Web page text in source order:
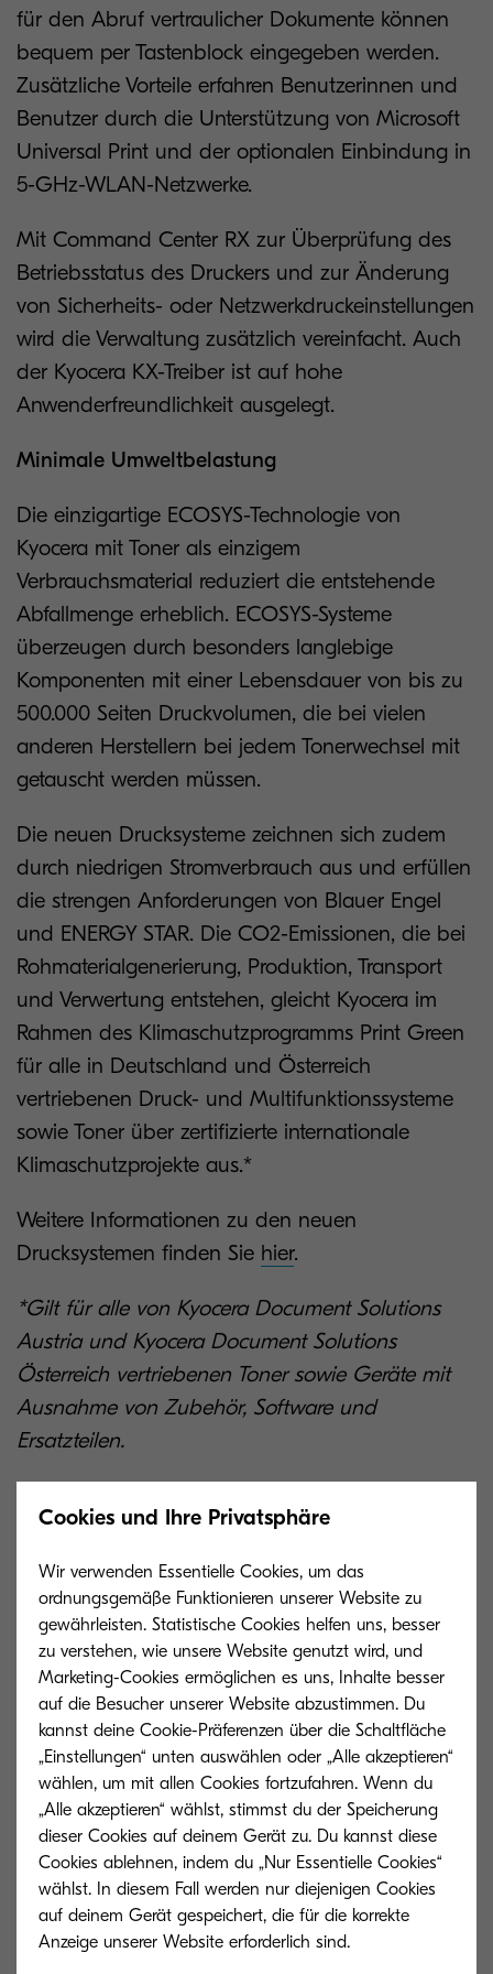
für den Abruf vertraulicher Dokumente können
bequem per Tastenblock eingegeben werden.
Zusätzliche Vorteile erfahren Benutzerinnen und
Benutzer durch die Unterstützung von Microsoft
Universal Print und der optionalen Einbindung in
5-GHz-WLAN-Netzwerke.
Mit Command Center RX zur Überprüfung des
Betriebsstatus des Druckers und zur Änderung
von Sicherheits- oder Netzwerkdruckeinstellungen
wird die Verwaltung zusätzlich vereinfacht. Auch
der Kyocera KX-Treiber ist auf hohe
Anwenderfreundlichkeit ausgelegt.
Minimale Umweltbelastung
Die einzigartige ECOSYS-Technologie von
Kyocera mit Toner als einzigem
Verbrauchsmaterial reduziert die entstehende
Abfallmenge erheblich. ECOSYS-Systeme
überzeugen durch besonders langlebige
Komponenten mit einer Lebensdauer von bis zu
500.000 Seiten Druckvolumen, die bei vielen
anderen Herstellern bei jedem Tonerwechsel mit
getauscht werden müssen.
Die neuen Drucksysteme zeichnen sich zudem
durch niedrigen Stromverbrauch aus und erfüllen
die strengen Anforderungen von Blauer Engel
und ENERGY STAR. Die CO2-Emissionen, die bei
Rohmaterialgenerierung, Produktion, Transport
und Verwertung entstehen, gleicht Kyocera im
Rahmen des Klimaschutzprogramms Print Green
für alle in Deutschland und Österreich
vertriebenen Druck- und Multifunktionssysteme
sowie Toner über zertifizierte internationale
Klimaschutzprojekte aus.*
Weitere Informationen zu den neuen
Drucksystemen finden Sie hier.
*Gilt für alle von Kyocera Document Solutions
Austria und Kyocera Document Solutions
Österreich vertriebenen Toner sowie Geräte mit
Ausnahme von Zubehör, Software und
Ersatzteilen.
Systeme für schnellen und sicheren Druck vor_AT.pdf)
113 KB | PDF
Produktbilder (Bildmaterial ECOSYS PA6000x.zip)
61 MB | ZIP
Kyocera Document Solutions Austria
Kyocera Document Solutions Austria ist ein
Cookies und Ihre Privatsphäre
Wir verwenden Essentielle Cookies, um das
ordnungsgemäße Funktionieren unserer Website zu
gewährleisten. Statistische Cookies helfen uns, besser
zu verstehen, wie unsere Website genutzt wird, und
Marketing-Cookies ermöglichen es uns, Inhalte besser
auf die Besucher unserer Website abzustimmen. Du
kannst deine Cookie-Präferenzen über die Schaltfläche
„Einstellungen“ unten auswählen oder „Alle akzeptieren“
wählen, um mit allen Cookies fortzufahren. Wenn du
„Alle akzeptieren“ wählst, stimmst du der Speicherung
dieser Cookies auf deinem Gerät zu. Du kannst diese
Cookies ablehnen, indem du „Nur Essentielle Cookies“
wählst. In diesem Fall werden nur diejenigen Cookies
auf deinem Gerät gespeichert, die für die korrekte